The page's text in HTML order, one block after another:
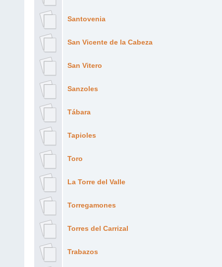
Santovenia
San Vicente de la Cabeza
San Vitero
Sanzoles
Tábara
Tapioles
Toro
La Torre del Valle
Torregamones
Torres del Carrizal
Trabazos